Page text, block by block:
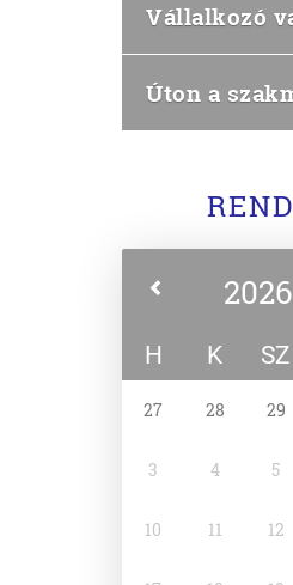
Vállalkozó
Úton a
H K SZ
27 28 29
3 4 5
10 11 12